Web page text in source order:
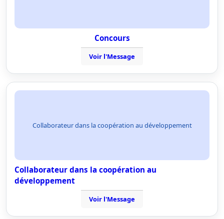
Concours
Voir l'Message
Collaborateur dans la coopération au développement
Collaborateur dans la coopération au
développement
Voir l'Message